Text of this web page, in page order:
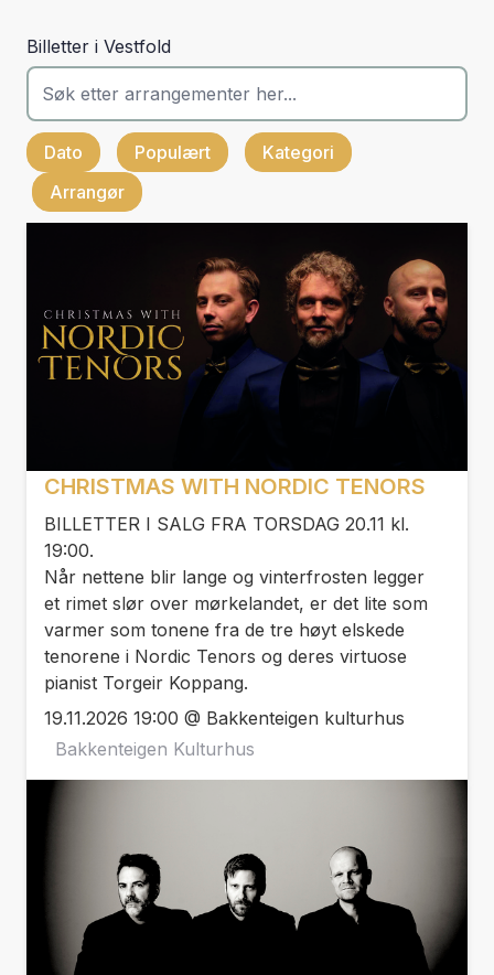
Billetter i Vestfold
Dato Populært
Kategori
Arrangør
CHRISTMAS WITH NORDIC TENORS
BILLETTER I SALG FRA TORSDAG 20.11 kl.
19:00.
Når nettene blir lange og vinterfrosten legger
et rimet slør over mørkelandet, er det lite som
varmer som tonene fra de tre høyt elskede
tenorene i Nordic Tenors og deres virtuose
pianist Torgeir Koppang.
19.11.2026 19:00 @ Bakkenteigen kulturhus
Bakkenteigen Kulturhus